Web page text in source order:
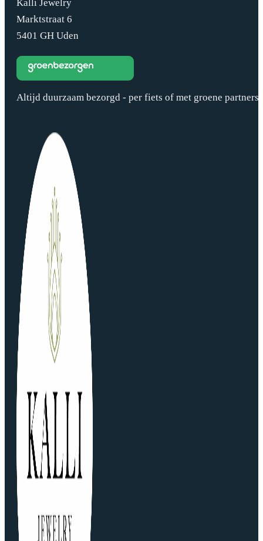
Kalli Jewelry
Marktstraat 6
5401 GH Uden
Altijd duurzaam bezorgd - per fiets of met groene partners